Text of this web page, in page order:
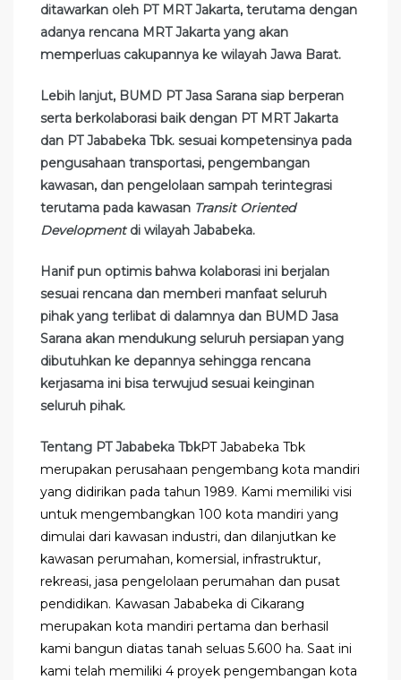
ditawarkan oleh PT MRT Jakarta, terutama dengan
adanya rencana MRT Jakarta yang akan
memperluas cakupannya ke wilayah Jawa Barat.
Lebih lanjut, BUMD PT Jasa Sarana siap berperan
serta berkolaborasi baik dengan PT MRT Jakarta
dan PT Jababeka Tbk. sesuai kompetensinya pada
pengusahaan transportasi, pengembangan
kawasan, dan pengelolaan sampah terintegrasi
terutama pada kawasan Transit Oriented
Developmentdi wilayah Jababeka.
Hanif pun optimis bahwa kolaborasi ini berjalan
sesuai rencana dan memberi manfaat seluruh
pihak yang terlibat di dalamnya dan BUMD Jasa
Sarana akan mendukung seluruh persiapan yang
dibutuhkan ke depannya sehingga rencana
kerjasama ini bisa terwujud sesuai keinginan
seluruh pihak.
Tentang PT Jababeka TbkPT Jababeka Tbk
merupakan perusahaan pengembang kota mandiri
yang didirikan pada tahun 1989. Kami memiliki visi
untuk mengembangkan 100 kota mandiri yang
dimulai dari kawasan industri, dan dilanjutkan ke
kawasan perumahan, komersial, infrastruktur,
rekreasi, jasa pengelolaan perumahan dan pusat
pendidikan. Kawasan Jababeka di Cikarang
merupakan kota mandiri pertama dan berhasil
kami bangun diatas tanah seluas 5.600 ha. Saat ini
kami telah memiliki 4 proyek pengembangan kota